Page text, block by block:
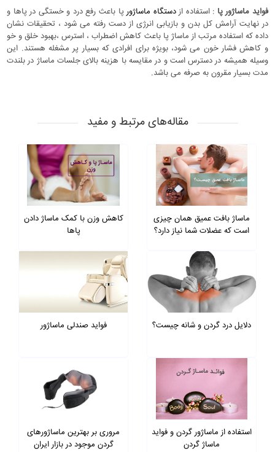
فواید ماساژور پا : استفاده ازدستگاه ماساژورپا باعث رفع درد و خستگی در پاها و
در نهایت آرامش کل بدن و بازیابی انرژی از دست رفته می شود ، تحقیقات نشان
داده که استفاده مرتب از ماساژ پا باعث کاهش اضطراب ، استرس ،بهبود خلق و خو
و کاهش فشار خون می شود، بویژه برای افرادی که بسیار پر مشغله هستند. این
وسیله همیشه در دسترس است و در مقایسه با هزینه بالای جلسات ماساژ در بلندت
مدت بسیار مقرون به صرفه می باشد.
مقاله‌های مرتبط و مفید
ماساژ بافت عمیق همان چیزی
است که عضلات شما نیاز دارد؟
کاهش وزن با کمک ماساژ دادن
پاها
دلایل درد گردن و شانه چیست؟ فواید صندلی ماساژور
استفاده از ماساژور گردن و فواید
ماساژ گردن
مروری بر بهترین ماساژورهای
گردن موجود در بازار ایران